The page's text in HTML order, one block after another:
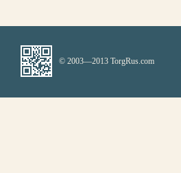
© 2003—2013 TorgRus.com